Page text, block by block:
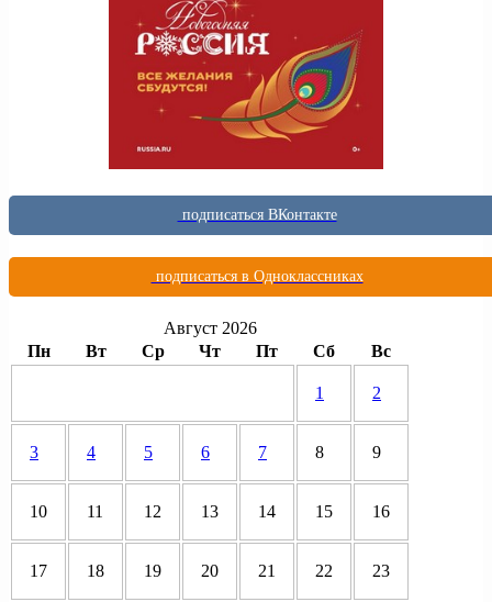
подписаться ВКонтакте
подписаться в Одноклассниках
Август 2026
Пн
Вт Ср Чт Пт Сб Вс
1 2
3 4 5 6 7 8 9
10 11 12 13 14 15 16
17 18 19 20 21 22 23